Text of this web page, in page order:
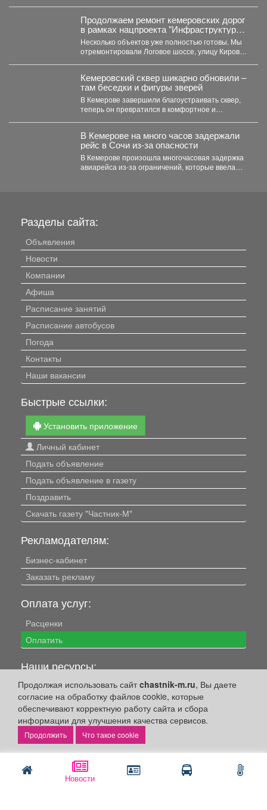
Новости
Продолжаем ремонт кемеровских дорог
в рамках нацпроекта "Инфраструктура
для жизни"
Несколько объектов уже полностью готовы. Мы
отремонтировали Логовое шоссе, улицу Кирова
Кемеровский сквер шикарно обновили –
там беседки и фигуры зверей
В Кемерове завершили благоустраивать сквер,
теперь он превратился в комфортное и
В Кемерове на много часов задержали
рейс в Сочи из-за опасности
В Кемерове произошла многочасовая задержка
авиарейса из-за ограничений, которые ввела
Продолжая использовать сайтchastnik-m.ru, Вы даете
согласие на обработку файлов cookie, которые
обеспечивают корректную работу сайта и сбора
информации для улучшения качества сервисов.
Что такое cookie
Разделы сайта:
Объявления
Новости
Компании
Афиша
Расписание занятий
Расписание автобусов
Погода
Контакты
Наши вакансии
Быстрые ссылки:
Установить приложение
Личный кабинет
Подать объявление
Подать объявление в газету
Поздравить
Скачать газету "Частник-М"
Рекламодателям:
Бизнес-кабинет
Заказать рекламу
Оплата услуг:
Расценки
Оплатить
Наши ресурсы:
Газета "Частник-М"
Сайт chastnik-m.ru
Сайт "Частник. Маркет"
Дорожное радио 93.4FM
Радио для двоих 105.3FM
Европа плюс 103.3FM